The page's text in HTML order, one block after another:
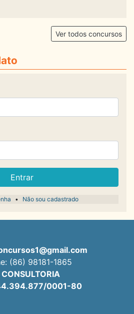
Ver todos concursos
Entrar
• Não sou cadastrado
(86) 98181-1865
0001-80